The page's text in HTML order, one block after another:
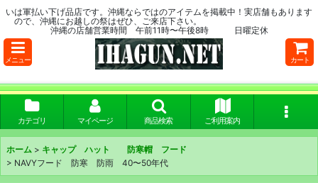
いは軍払い下げ品店です。沖縄ならではのアイテムを掲載中！実店舗もあります
ので、沖縄にお越しの祭はぜひ、ご来店下さい。
沖縄の店舗営業時間 午前11時〜午後8時 日曜定休
メニュー カート
カテゴリ マイページ 商品検索 ご利用案内
ホーム > キャップ ハット 防寒帽 フード
> NAVYフード 防寒 防雨 40〜50年代